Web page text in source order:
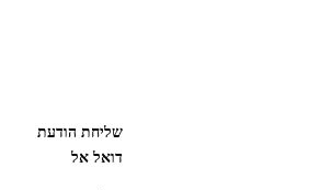
שליחת הודעת
דואל אל